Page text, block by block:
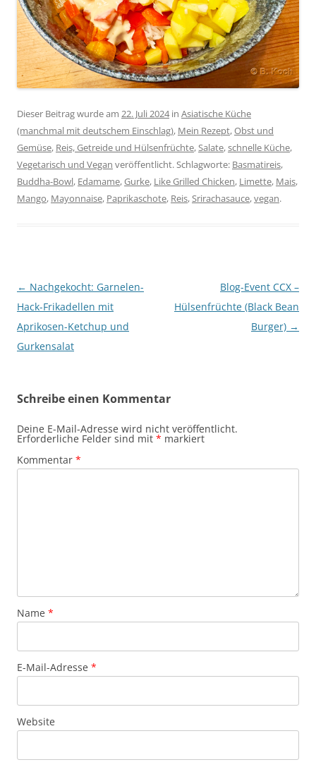
Dieser Beitrag wurde am 22. Juli 2024in Asiatische Küche
(manchmal mit deutschem Einschlag), Mein Rezept,Obst und
Gemüse, Reis, Getreide und Hülsenfrüchte,Salate,schnelle Küche,
Vegetarisch und Vegan veröffentlicht. Schlagworte: Basmatireis,
Buddha-Bowl, Edamame,Gurke, Like Grilled Chicken, Limette, Mais,
Mango, Mayonnaise, Paprikaschote, Reis,Srirachasauce,vegan.
Beitragsnavigation
← Nachgekocht: Garnelen-
Hack-Frikadellen mit
Aprikosen-Ketchup und
Gurkensalat
Blog-Event CCX –
Hülsenfrüchte (Black Bean
Burger) →
Schreibe einen Kommentar
Deine E-Mail-Adresse wird nicht veröffentlicht.
Erforderliche Felder sind mit * markiert
Kommentar *
Name *
E-Mail-Adresse *
Website